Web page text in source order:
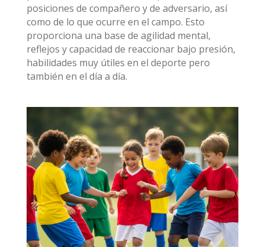
posiciones de compañero y de adversario, así
como de lo que ocurre en el campo. Esto
proporciona una base de agilidad mental,
reflejos y capacidad de reaccionar bajo presión,
habilidades muy útiles en el deporte pero
también en el día a día.